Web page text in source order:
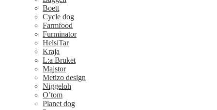
Boett
Cycle dog
Farmfood
Furminator
HelsiTar
Kraja
L:a Bruket
Majstor
Metizo design
Niggeloh
O’tom
Planet dog